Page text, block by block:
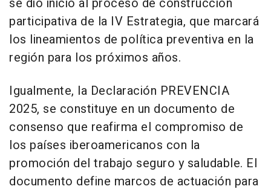
participativa de la IV Estrategia, que marcará
los lineamientos de política preventiva en la
región para los próximos años.
Igualmente, la Declaración PREVENCIA
2025, se constituye en un documento de
consenso que reafirma el compromiso de
los países iberoamericanos con la
promoción del trabajo seguro y saludable. El
documento define marcos de actuación para